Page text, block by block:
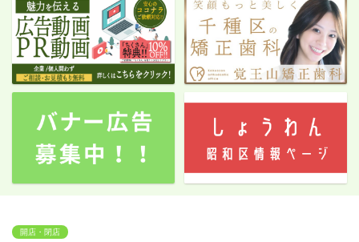
開店・閉店